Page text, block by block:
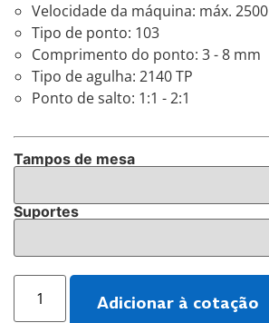
Velocidade da máquina: máx.
Tipo de ponto: 103
Comprimento do ponto: 3 - 8 mm
Tipo de agulha: 2140 TP
Ponto de salto: 1:1 - 2:1
Tampos de mesa
Suportes
Adicionar à cotação